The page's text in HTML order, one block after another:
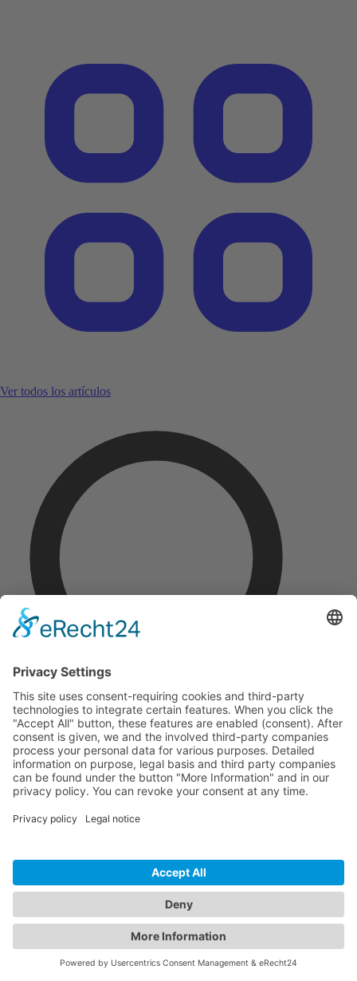
Ver todos los artículos
Analiza tu sitio de WordPress ahora
InspectWP analiza tu sitio de WordPress en busca de problemas de